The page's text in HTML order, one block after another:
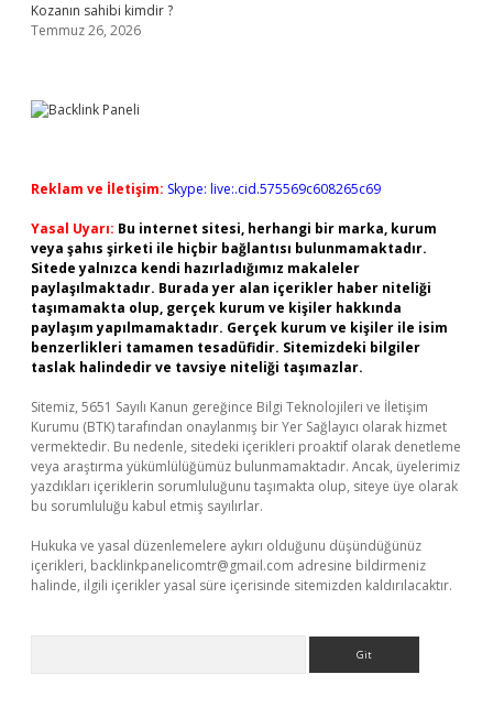
Kozanın sahibi kimdir ?
Temmuz 26, 2026
Reklam ve İletişim: Skype: live:.cid.575569c608265c69
Yasal Uyarı: Bu internet sitesi, herhangi bir marka, kurum
veya şahıs şirketi ile hiçbir bağlantısı bulunmamaktadır.
Sitede yalnızca kendi hazırladığımız makaleler
paylaşılmaktadır. Burada yer alan içerikler haber niteliği
taşımamakta olup, gerçek kurum ve kişiler hakkında
paylaşım yapılmamaktadır. Gerçek kurum ve kişiler ile isim
benzerlikleri tamamen tesadüfidir. Sitemizdeki bilgiler
taslak halindedir ve tavsiye niteliği taşımazlar.
Sitemiz, 5651 Sayılı Kanun gereğince Bilgi Teknolojileri ve İletişim
Kurumu (BTK) tarafından onaylanmış bir Yer Sağlayıcı olarak hizmet
vermektedir. Bu nedenle, sitedeki içerikleri proaktif olarak denetleme
veya araştırma yükümlülüğümüz bulunmamaktadır. Ancak, üyelerimiz
yazdıkları içeriklerin sorumluluğunu taşımakta olup, siteye üye olarak
bu sorumluluğu kabul etmiş sayılırlar.
Hukuka ve yasal düzenlemelere aykırı olduğunu düşündüğünüz
içerikleri, backlinkpanelicomtr@gmail.com adresine bildirmeniz
halinde, ilgili içerikler yasal süre içerisinde sitemizden kaldırılacaktır.